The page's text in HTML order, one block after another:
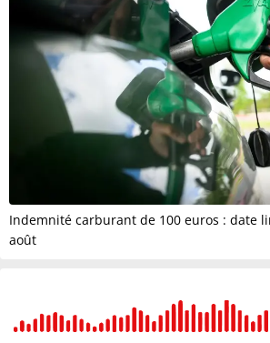
Indemnité carburant de 100 euros : date
août